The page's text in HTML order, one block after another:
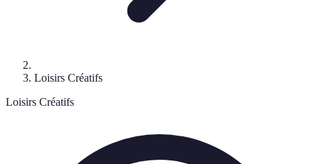
Loisirs Créatifs
Loisirs Créatifs